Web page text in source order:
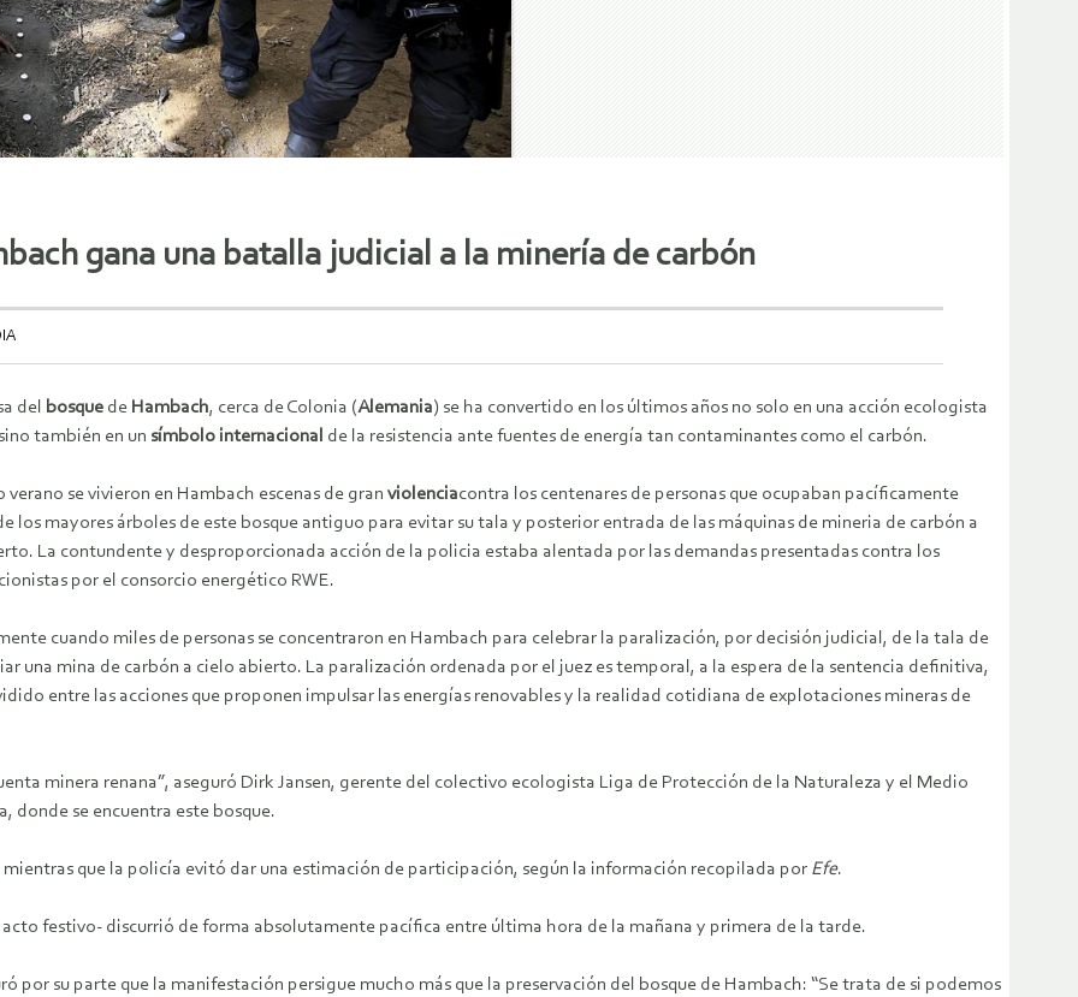
gana una batalla judicial a la minería de carbón
del bosque de Hambach, cerca de Colonia (Alemania) se ha convertido en los últimos años no solo en una acción ecologista
también en un símbolo internacional de la resistencia ante fuentes de energía tan contaminantes como el carbón.
verano se vivieron en Hambach escenas de gran violenciacontra los centenares de personas que ocupaban pacíficamente
los mayores árboles de este bosque antiguo para evitar su tala y posterior entrada de las máquinas de mineria de carbón a
La contundente y desproporcionada acción de la policia estaba alentada por las demandas presentadas contra los
por el consorcio energético RWE.
cuando miles de personas se concentraron en Hambach para celebrar la paralización, por decisión judicial, de la tala de
una mina de carbón a cielo abierto. La paralización ordenada por el juez es temporal, a la espera de la sentencia definitiva,
entre las acciones que proponen impulsar las energías renovables y la realidad cotidiana de explotaciones mineras de
minera renana”, aseguró Dirk Jansen, gerente del colectivo ecologista Liga de Protección de la Naturaleza y el Medio
donde se encuentra este bosque.
que la policía evitó dar una estimación de participación, según la información recopilada por Efe.
festivo- discurrió de forma absolutamente pacífica entre última hora de la mañana y primera de la tarde.
por su parte que la manifestación persigue mucho más que la preservación del bosque de Hambach: “Se trata de si podemos